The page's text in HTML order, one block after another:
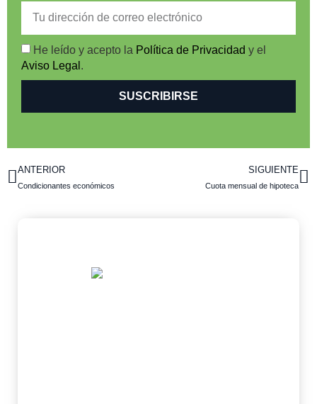
He leído y acepto la Política de Privacidad y el
Aviso Legal .
SUSCRIBIRSE
ANTERIOR
Condicionantes económicos
SIGUIENTE
Cuota mensual de hipoteca